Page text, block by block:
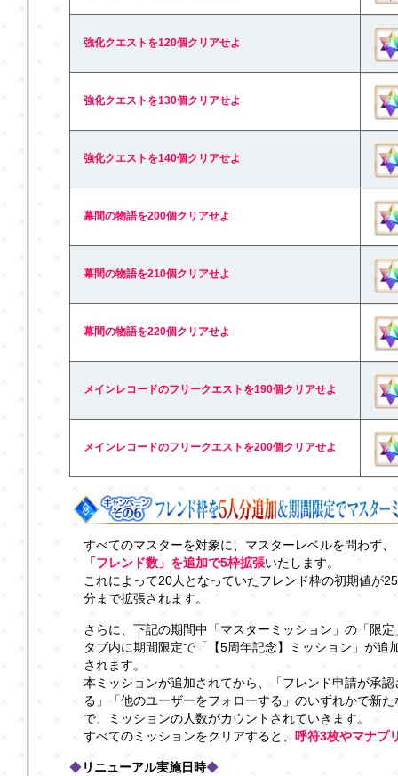
強化クエストを120個クリアせよ
強化クエストを130個クリアせよ
強化クエストを140個クリアせよ
幕間の物語を200個クリアせよ
幕間の物語を210個クリアせよ
幕間の物語を220個クリアせよ
メインレコードのフリークエストを190個クリアせよ
メインレコードのフリークエストを200個クリアせよ
すべてのマスターを対象に、マスターレベルを問わず、
「フレンド数」を追加で5枠拡張いたします。
これによって20人となっていたフレンド枠の初期値が
分まで拡張されます。
さらに、下記の期間中「マスターミッション」の「限定
タブ内に期間限定で「【5周年記念】ミッション」が追
されます。
本ミッションが追加されてから、「フレンド申請が承
る」「他のユーザーをフォローする」のいずれかで新
で、ミッションの人数がカウントされていきます。
すべてのミッションをクリアすると、 呼符3枚やマナプ
◆リニューアル実施日時◆